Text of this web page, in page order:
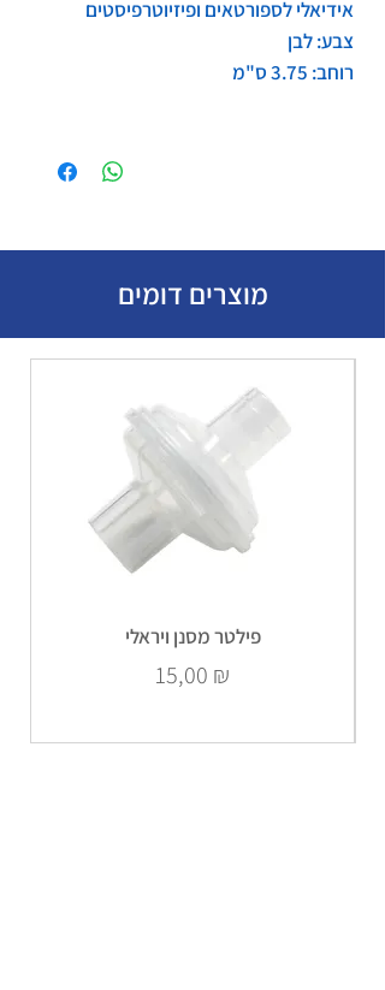
אידיאלי לספורטאים ופיזיוטרפיסטים
צבע: לבן
רוחב: 3.75 ס"מ
מוצרים דומים
פילטר מסנן ויראלי
Prix
15,00 ₪